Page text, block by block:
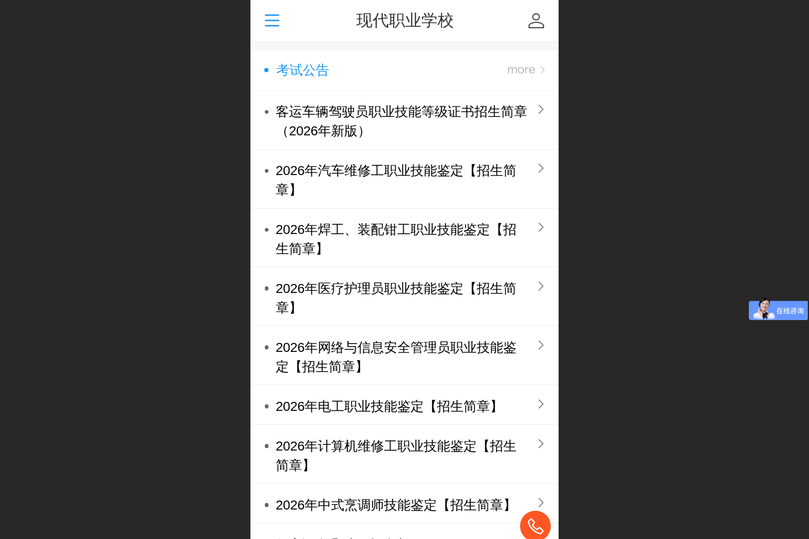
现代职业学校
考试公告
客运车辆驾驶员职业技能等级证书招生简章
（2026年新版）
2026年汽车维修工职业技能鉴定【招生简
章】
2026年焊工、装配钳工职业技能鉴定【招
生简章】
2026年医疗护理员职业技能鉴定【招生简
章】
2026年网络与信息安全管理员职业技能鉴
定【招生简章】
2026年电工职业技能鉴定【招生简章】
2026年计算机维修工职业技能鉴定【招生
简章】
2026年中式烹调师技能鉴定【招生简章】